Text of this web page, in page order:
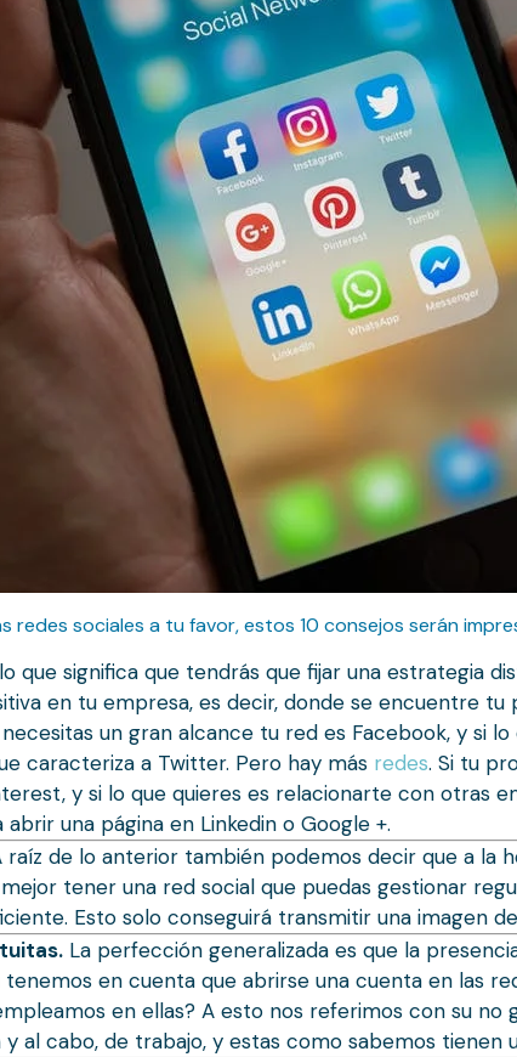
redes sociales a tu favor, estos 10 consejos serán
que significa que tendrás que fijar una estrategia
en tu empresa, es decir, donde se encuentre
un gran alcance tu red es Facebook, y si
caracteriza a Twitter. Pero hay más redes. Si tu
y si lo que quieres es relacionarte con otras
una página en Linkedin o Google +.
raíz de lo anterior también podemos decir que a la
tener una red social que puedas gestionar
Esto solo conseguirá transmitir una imagen
La perfección generalizada es que la
en cuenta que abrirse una cuenta en las
en ellas? A esto nos referimos con su no
al cabo, de trabajo, y estas como sabemos tienen